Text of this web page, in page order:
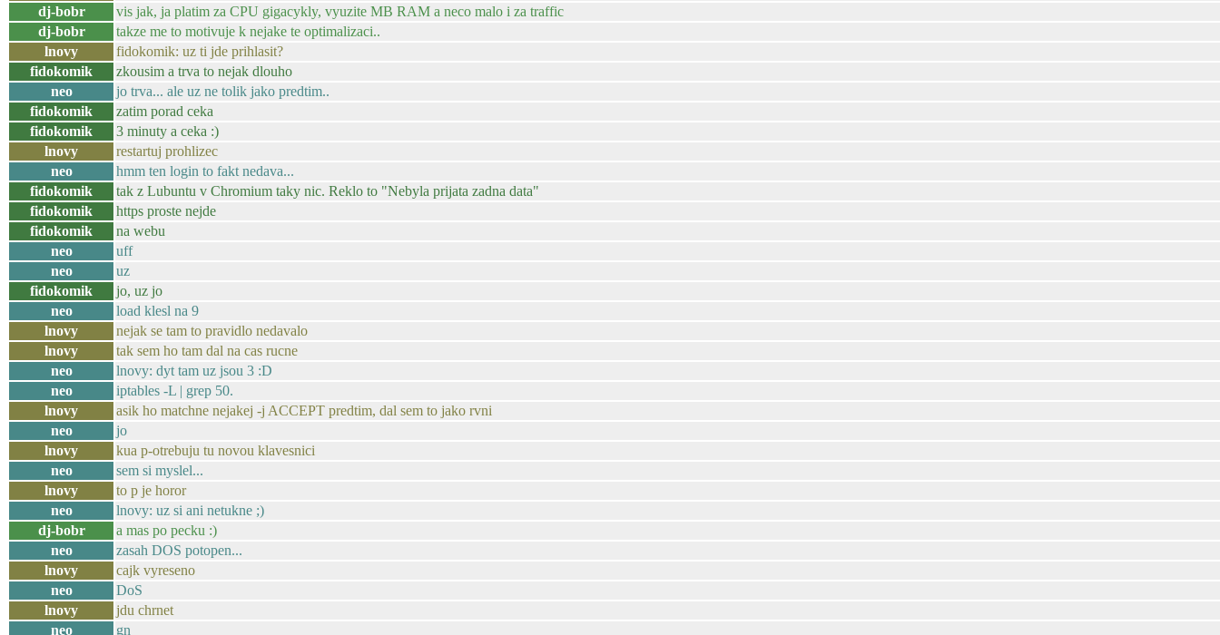
dj-bobr
vis jak, ja platim za CPU gigacykly, vyuzite MB RAM a neco malo i za traffic
dj-bobr
takze me to motivuje k nejake te optimalizaci..
lnovy
fidokomik: uz ti jde prihlasit?
fidokomik
zkousim a trva to nejak dlouho
neo
jo trva... ale uz ne tolik jako predtim..
fidokomik
zatim porad ceka
fidokomik
3 minuty a ceka :)
lnovy
restartuj prohlizec
neo
hmm ten login to fakt nedava...
fidokomik
tak z Lubuntu v Chromium taky nic. Reklo to "Nebyla prijata zadna data"
fidokomik
https proste nejde
fidokomik
na webu
neo
uff
neo
uz
fidokomik
jo, uz jo
neo
load klesl na 9
lnovy
nejak se tam to pravidlo nedavalo
lnovy
tak sem ho tam dal na cas rucne
neo
lnovy: dyt tam uz jsou 3 :D
neo
iptables -L | grep 50.
lnovy
asik ho matchne nejakej -j ACCEPT predtim, dal sem to jako rvni
neo
jo
lnovy
kua p-otrebuju tu novou klavesnici
neo
sem si myslel...
lnovy
to p je horor
neo
lnovy: uz si ani netukne ;)
dj-bobr
a mas po pecku :)
neo
zasah DOS potopen...
lnovy
cajk vyreseno
neo
DoS
lnovy
jdu chrnet
neo
gn